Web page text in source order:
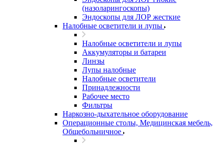
(назоларингоскопы)
Эндоскопы для ЛОР жесткие
Налобные осветители и лупы
Налобные осветители и лупы
Аккумуляторы и батареи
Линзы
Лупы налобные
Налобные осветители
Принадлежности
Рабочее место
Фильтры
Наркозно-дыхательное оборудование
Операционные столы, Медицинская мебель,
Общебольничное